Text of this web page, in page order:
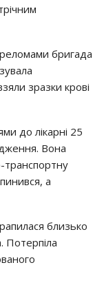
бригада
зразки крові
до лікарні 25
Вона
а
близько
Потерпіла